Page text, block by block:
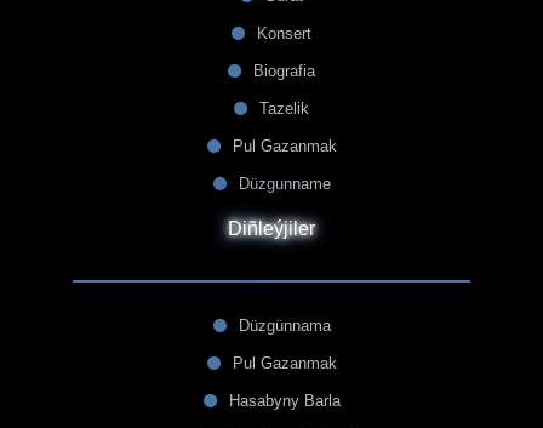
Konsert
Biografia
Tazelik
Pul Gazanmak
Düzgunname
Diñleýjiler
Düzgünnama
Pul Gazanmak
Hasabyny Barla